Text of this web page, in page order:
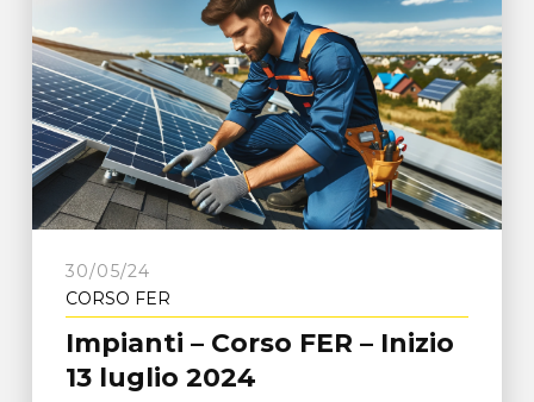
30/05/24
CORSO FER
Impianti – Corso FER – Inizio
13 luglio 2024